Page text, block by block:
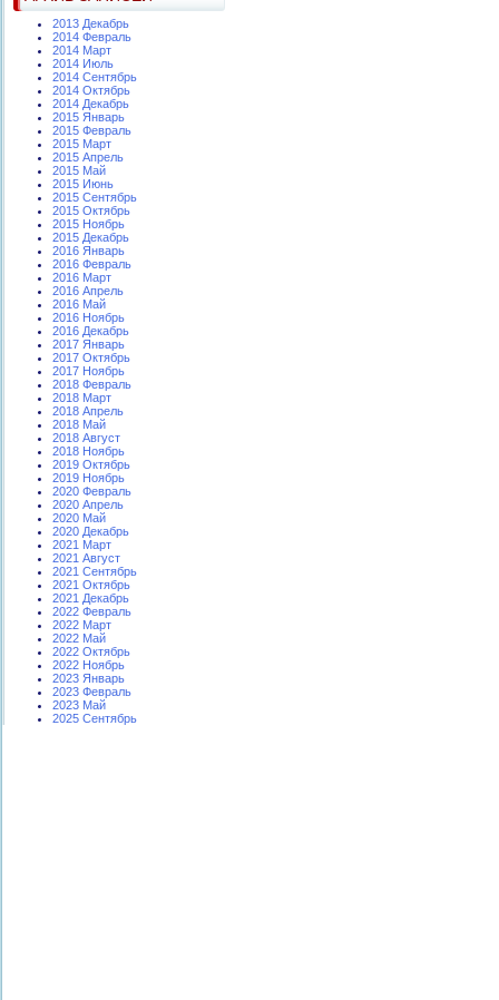
2013 Декабрь
2014 Февраль
2014 Март
2014 Июль
2014 Сентябрь
2014 Октябрь
2014 Декабрь
2015 Январь
2015 Февраль
2015 Март
2015 Апрель
2015 Май
2015 Июнь
2015 Сентябрь
2015 Октябрь
2015 Ноябрь
2015 Декабрь
2016 Январь
2016 Февраль
2016 Март
2016 Апрель
2016 Май
2016 Ноябрь
2016 Декабрь
2017 Январь
2017 Октябрь
2017 Ноябрь
2018 Февраль
2018 Март
2018 Апрель
2018 Май
2018 Август
2018 Ноябрь
2019 Октябрь
2019 Ноябрь
2020 Февраль
2020 Апрель
2020 Май
2020 Декабрь
2021 Март
2021 Август
2021 Сентябрь
2021 Октябрь
2021 Декабрь
2022 Февраль
2022 Март
2022 Май
2022 Октябрь
2022 Ноябрь
2023 Январь
2023 Февраль
2023 Май
2025 Сентябрь